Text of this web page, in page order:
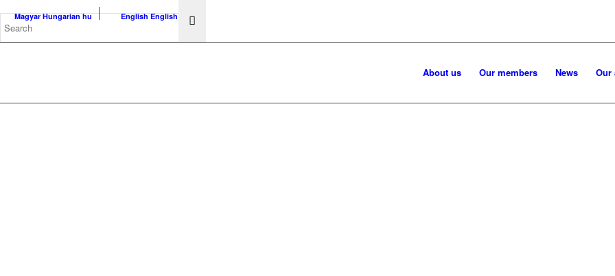
Magyar Hungarian hu English English
About us Our members News Our